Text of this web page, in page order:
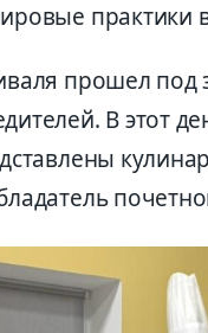
практики
прошел
В этот